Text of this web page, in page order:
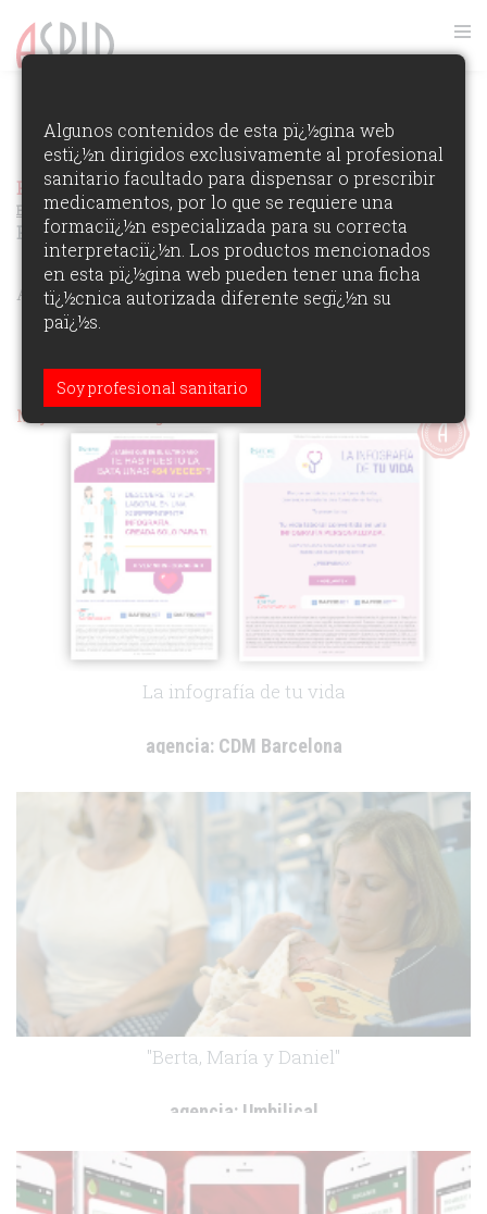
FOTOS GALA ASPID 2017
VER RANKING
Premios Aspid Espaï¿½a 2017Ver los Ganadores de la
Ediciï¿½n
Relacionadas con patologías
ÁREAS DE PARTICIPACIï¿½N:
Mejor elemento digital
La infografía de tu vida
agencia:CDM Barcelona
.
"Berta, María y Daniel"
agencia:Umbilical
.
Algunos contenidos de esta pï¿½gina web
estï¿½n dirigidos exclusivamente al profesional
sanitario facultado para dispensar o prescribir
medicamentos, por lo que se requiere una
formaciï¿½n especializada para su correcta
interpretaciï¿½n. Los productos mencionados
en esta pï¿½gina web pueden tener una ficha
tï¿½cnica autorizada diferente segï¿½n su
paï¿½s.
Soy profesional sanitario